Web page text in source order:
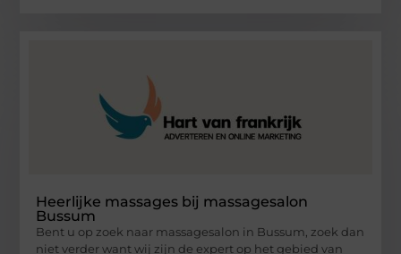
Heerlijke massages bij massagesalon
Bussum
Bent u op zoek naar massagesalon in Bussum, zoek dan
niet verder want wij zijn de expert op het gebied van